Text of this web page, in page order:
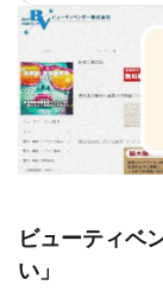
ビューティベ
い」